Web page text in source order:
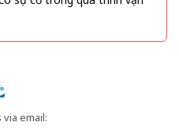
email: